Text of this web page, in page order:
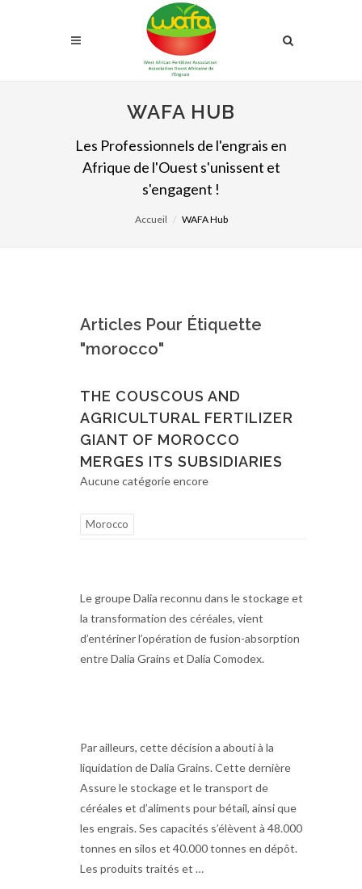
WAFA HUB
Les Professionnels de l'engrais en
Afrique de l'Ouest s'unissent et
s'engagent !
Accueil WAFA Hub
Articles Pour Étiquette
"morocco"
THE COUSCOUS AND
AGRICULTURAL FERTILIZER
GIANT OF MOROCCO
MERGES ITS SUBSIDIARIES
Aucune catégorie encore
Morocco
Le groupe Dalia reconnu dans le stockage et
la transformation des céréales, vient
d’entériner l’opération de fusion-absorption
entre Dalia Grains et Dalia Comodex.
Par ailleurs, cette décision a abouti à la
liquidation de Dalia Grains. Cette dernière
Assure le stockage et le transport de
céréales et d’aliments pour bétail, ainsi que
les engrais. Ses capacités s’élèvent à 48.000
tonnes en silos et 40.000 tonnes en dépôt.
Les produits traités et …